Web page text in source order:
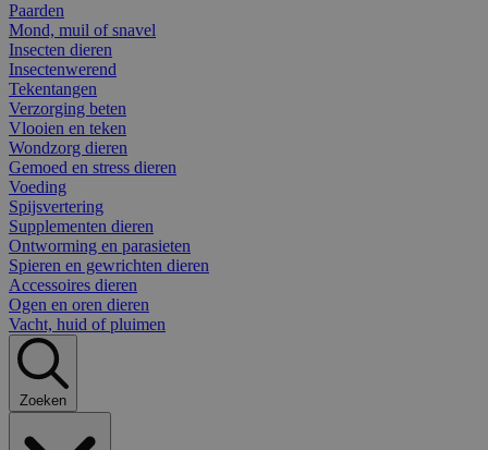
Paarden
Mond, muil of snavel
Insecten dieren
Insectenwerend
Tekentangen
Verzorging beten
Vlooien en teken
Wondzorg dieren
Gemoed en stress dieren
Voeding
Spijsvertering
Supplementen dieren
Ontworming en parasieten
Spieren en gewrichten dieren
Accessoires dieren
Ogen en oren dieren
Vacht, huid of pluimen
Zoeken